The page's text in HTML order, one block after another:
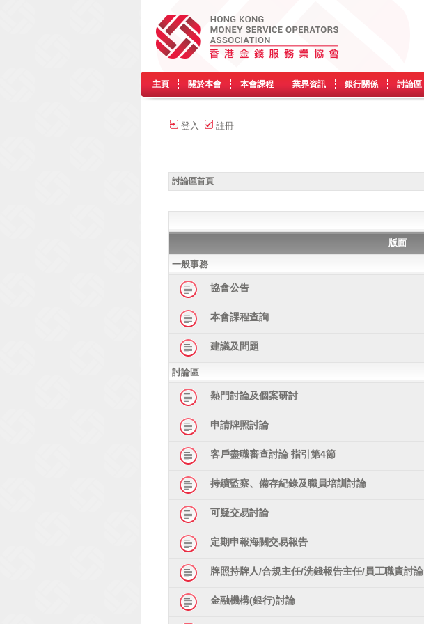
主頁 關於本會 本會課程 業界資訊 銀行關係 討論區
登入 註冊
討論區首頁
版面
一般事務
協會公告
本會課程查詢
建議及問題
討論區
熱門討論及個案研討
申請牌照討論
客戶盡職審查討論 指引第4節
持續監察、備存紀錄及職員培訓討論
可疑交易討論
定期申報海關交易報告
牌照持牌人/合規主任/洗錢報告主任/員工職責討論
金融機構(銀行)討論